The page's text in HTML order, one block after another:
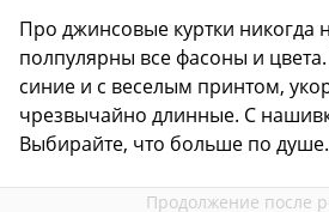
Про джинсовые куртки никогда
полпулярны все фасоны и
синие и с веселым принтом,
чрезвычайно длинные. С
Выбирайте, что больше по душе.